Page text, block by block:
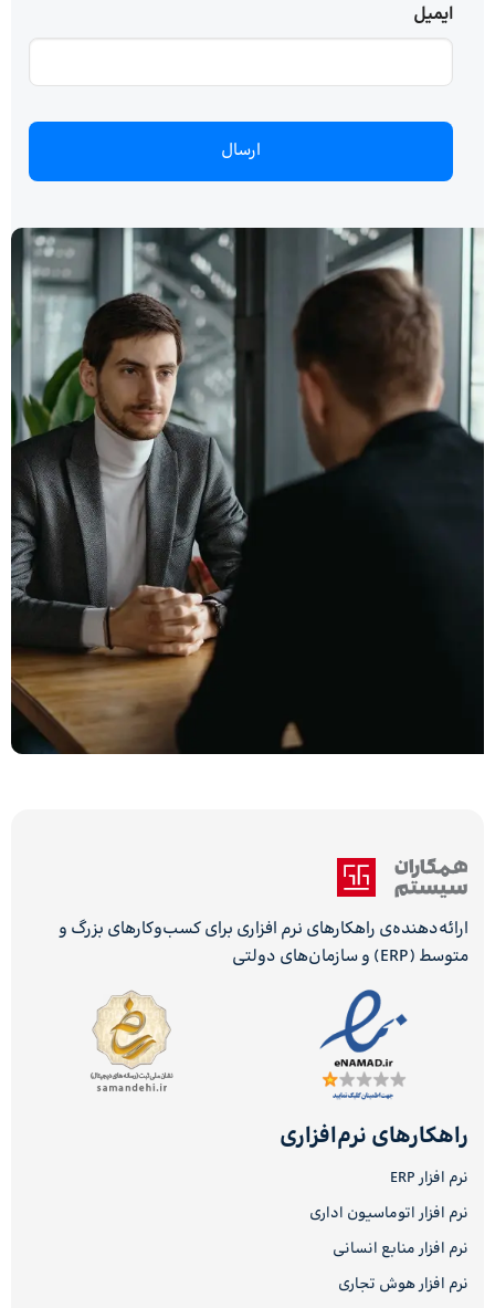
ایمیل
ارائه‌دهنده‌ی راهکارهای نرم افزاری برای کسب‌وکارهای بزرگ و
متوسط (ERP) و سازمان‌های دولتی
راهکارهای نرم‌افزاری
نرم افزار ERP
نرم افزار اتوماسیون اداری
نرم افزار منابع انسانی
نرم افزار هوش تجاری